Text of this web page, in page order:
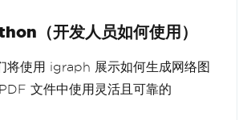
（开发人员如何使用）
将使用 igraph 展示如何生成网络图
文件中使用灵活且可靠的